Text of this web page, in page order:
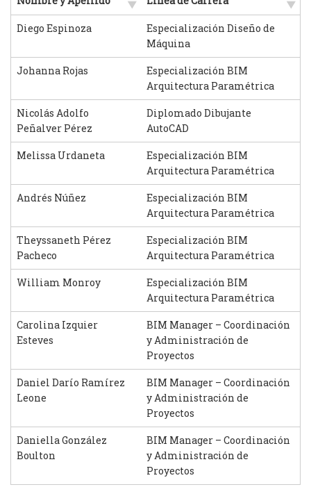
Diego Espinoza
Especialización Diseño de
Máquina
Johanna Rojas
Especialización BIM
Arquitectura Paramétrica
Nicolás Adolfo
Peñalver Pérez
Diplomado Dibujante
AutoCAD
Melissa Urdaneta
Especialización BIM
Arquitectura Paramétrica
Andrés Núñez
Especialización BIM
Arquitectura Paramétrica
Theyssaneth Pérez
Pacheco
Especialización BIM
Arquitectura Paramétrica
William Monroy
Especialización BIM
Arquitectura Paramétrica
Carolina Izquier
Esteves
BIM Manager – Coordinación
y Administración de
Proyectos
Daniel Darío Ramírez
Leone
BIM Manager – Coordinación
y Administración de
Proyectos
Daniella González
Boulton
BIM Manager – Coordinación
y Administración de
Proyectos